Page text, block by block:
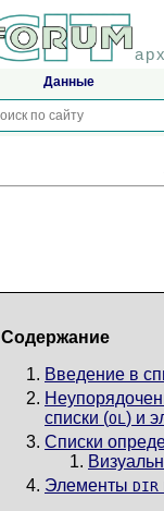
Данные
Содержание
Введение в
списки (OL ) и
Списки
Элементы DIR